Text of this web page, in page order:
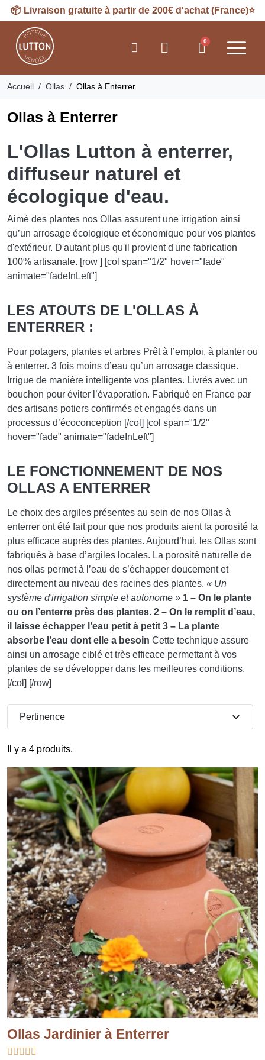
📦 Livraison gratuite à partir de 200€ d'achat (France)⭐​
Accueil Ollas Ollas à Enterrer
Ollas à Enterrer
L'Ollas Lutton à enterrer,
diffuseur naturel et
écologique d'eau.
Aimé des plantes nos Ollas assurent une irrigation ainsi
qu’un arrosage écologique et économique pour vos plantes
d'extérieur. D'autant plus qu'il provient d'une fabrication
100% artisanale. [row ] [col span="1/2" hover="fade"
animate="fadeInLeft"]
LES ATOUTS DE L'OLLAS À
ENTERRER :
Pour potagers, plantes et arbres Prêt à l’emploi, à planter ou
à enterrer. 3 fois moins d’eau qu’un arrosage classique.
Irrigue de manière intelligente vos plantes. Livrés avec un
bouchon pour éviter l’évaporation. Fabriqué en France par
des artisans potiers confirmés et engagés dans un
processus d’écoconception [/col] [col span="1/2"
hover="fade" animate="fadeInLeft"]
LE FONCTIONNEMENT DE NOS
OLLAS A ENTERRER
Le choix des argiles présentes au sein de nos Ollas à
enterrer ont été fait pour que nos produits aient la porosité la
plus efficace auprès des plantes. Aujourd’hui, les Ollas sont
fabriqués à base d’argiles locales. La porosité naturelle de
nos ollas permet à l’eau de s’échapper doucement et
directement au niveau des racines des plantes. « Un
système d'irrigation simple et autonome » 1 – On le plante
ou on l’enterre près des plantes. 2 – On le remplit d’eau,
il laisse échapper l’eau petit à petit 3 – La plante
absorbe l’eau dont elle a besoin Cette technique assure
ainsi un arrosage ciblé et très efficace permettant à vos
plantes de se développer dans les meilleures conditions.
[/col] [/row]
Il y a 4 produits.
Pertinence expand_more
Ollas Jardinier à Enterrer
    